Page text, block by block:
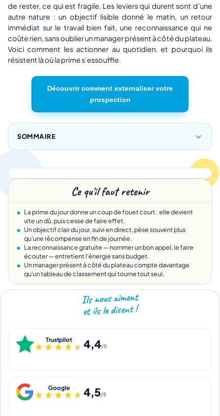
de rester, ce qui est fragile. Les leviers qui durent sont d’une
autre nature : un objectif lisible donné le matin, un retour
immédiat sur le travail bien fait, une reconnaissance qui ne
coûte rien, sans oublier un manager présent à côté du plateau.
Voici comment les actionner au quotidien, et pourquoi ils
résistent là où la prime s’essouffle.
Découvrir comment externaliser votre
prospection
SOMMAIRE
Ce qu'il faut retenir
La prime du jour donne un coup de fouet court : elle devient
vite un dû, puis cesse de faire effet.
Un objectif clair du jour, suivi en direct, pèse souvent plus
qu'une récompense en fin de journée.
La reconnaissance gratuite — nommer un bon appel, le faire
écouter — entretient l'énergie sans budget.
Un manager présent à côté du plateau compte davantage
qu'un tableau de classement qui tourne tout seul.
Ils nous aiment
et ils le disent !
Trustpilot
★★★★★
★★★★★ 4,4/5
Google
★★★★★
★★★★★ 4,5/5